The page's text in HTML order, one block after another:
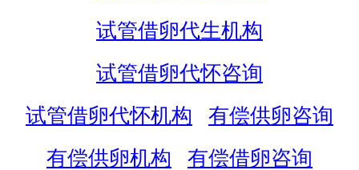
试管借卵代生机构
试管借卵代怀咨询
试管借卵代怀机构
有偿供卵咨询
有偿供卵机构
有偿借卵咨询